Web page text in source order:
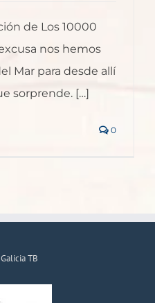
de Los 10000
nos hemos
Mar para desde allí
sorprende. […]
0
TB